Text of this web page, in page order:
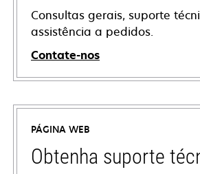
Consultas gerais, suporte
assistência a pedidos.
Contate-nos
PÁGINA WEB
Obtenha suporte